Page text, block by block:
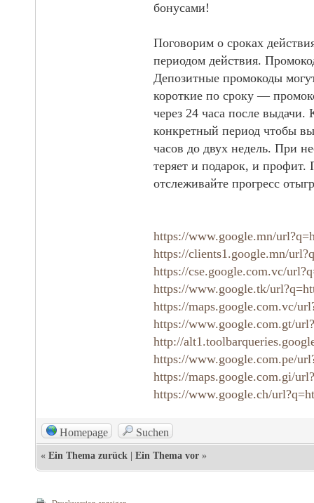
бонусами!
Поговорим о сроках
периодом действия.
Депозитные промокоды
короткие по сроку —
через 24 часа после выдачи.
конкретный период чтобы
часов до двух недель. При
теряет и подарок, и профит.
отслеживайте прогресс
https://www.google.mn/
https://clients1.google.mn/
https://cse.google.com.vc/
https://www.google.tk/
https://maps.google.com.vc/
https://www.google.com.gt/
http://
https://www.google.com.pe/
https://maps.google.com.gi/
https://www.google.ch/
Homepage Suchen
« Ein Thema zurück Ein Thema vor »